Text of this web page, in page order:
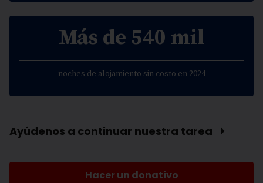
Más de 540 mil
noches de alojamiento sin costo en 2024
Ayúdenos a continuar nuestra tarea ⏵
Hacer un donativo